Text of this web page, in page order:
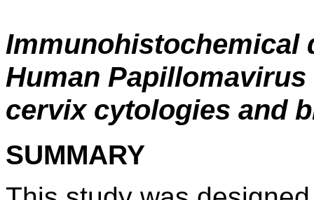
Immunohistochemical
Human
cervix cytologies and
SUMMARY